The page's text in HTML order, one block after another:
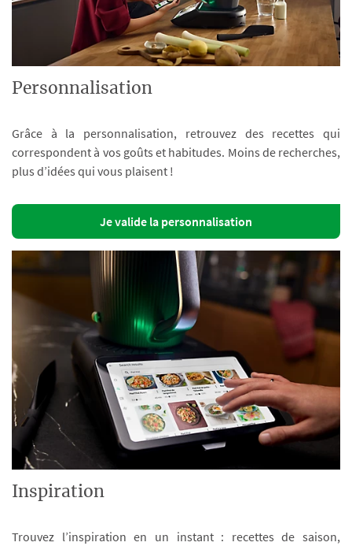
Personnalisation
Grâce à la personnalisation, retrouvez des recettes qui
correspondent à vos goûts et habitudes. Moins de recherches,
plus d’idées qui vous plaisent !
Je valide la personnalisation
Inspiration
Trouvez l’inspiration en un instant : recettes de saison,